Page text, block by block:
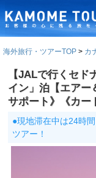
海外旅行・ツアーTOP カ
【JALで行くセド
イン」泊【エアー
サポート》《カー
●現地滞在中は24時
ツアー！